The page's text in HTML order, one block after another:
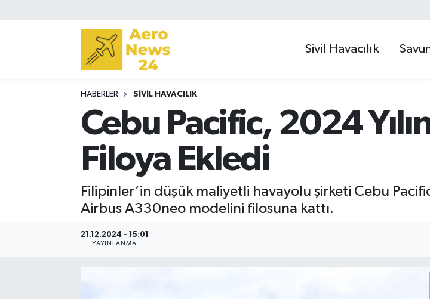
Sivil Havacılık
HABERLER SIVIL HAVACILIK
Cebu Pacific, 2024
Filoya Ekledi
Filipinler’in düşük maliyetli havayolu şirketi Cebu
Airbus A330neo modelini filosuna kattı.
21.12.2024 - 15:01
YAYINLANMA
Sivil Havacılık